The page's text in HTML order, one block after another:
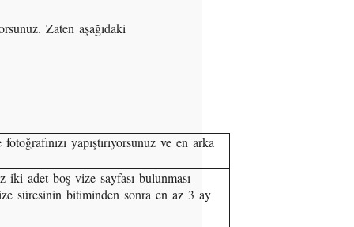
Zaten aşağıdaki
yapıştırıyorsunuz ve en arka
iki adet boş vize sayfası bulunması
süresinin bitiminden sonra en az 3 ay